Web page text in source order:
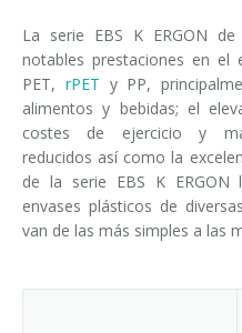
La serie EBS K ERGON
notables prestaciones en el
PET, rPET y PP,
alimentos y bebidas; el
costes de ejercicio y
reducidos así como la
de la serie EBS K ERGON
envases plásticos de
van de las más simples a las